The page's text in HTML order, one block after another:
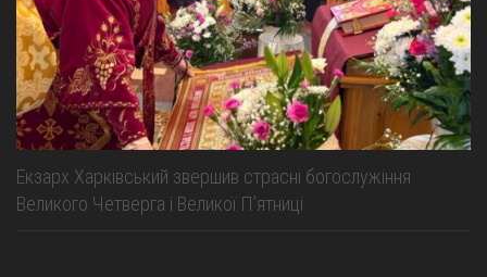
Екзарх Харківський звершив страсні богослужіння
Великого Четверга і Великої Пʼятниці